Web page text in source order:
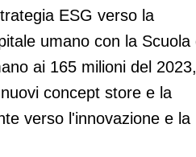
ESG verso la
umano con la Scuola
ai 165 milioni del 2023,
concept store e la
verso l'innovazione e la